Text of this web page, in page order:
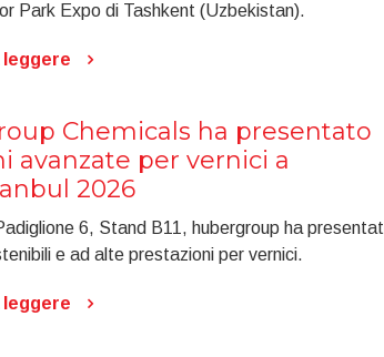
Park Expo di Tashkent (Uzbekistan).
leggere
Chemicals ha presentato
avanzate per vernici a
2026
6, Stand B11, hubergroup ha
e ad alte prestazioni per vernici.
leggere